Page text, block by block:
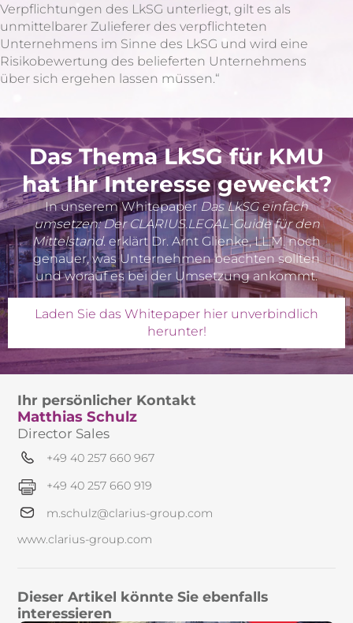
Verpflichtungen des LkSG unterliegt, gilt es als
unmittelbarer Zulieferer des verpflichteten
Unternehmens im Sinne des LkSG und wird eine
Risikobewertung des belieferten Unternehmens
über sich ergehen lassen müssen.“
Das Thema LkSG für KMU
hat Ihr Interesse geweckt?
In unserem Whitepaper Das LkSG einfach
umsetzen: Der CLARIUS.LEGAL-Guide für den
Mittelstand. erklärt Dr. Arnt Glienke, LL.M. noch
genauer, was Unternehmen beachten sollten
und worauf es bei der Umsetzung ankommt.
Laden Sie das Whitepaper hier unverbindlich
herunter!
Ihr persönlicher Kontakt
Matthias Schulz
Director Sales
+49 40 257 660 967
+49 40 257 660 919
m.schulz@clarius-group.com
www.clarius-group.com
Dieser Artikel könnte Sie ebenfalls
interessieren